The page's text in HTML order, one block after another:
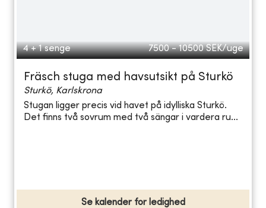
4 + 1 senge 7500 - 10500 SEK/uge
Fräsch stuga med havsutsikt på Sturkö
Sturkö, Karlskrona
Stugan ligger precis vid havet på idylliska Sturkö.
Det finns två sovrum med två sängar i vardera ru...
Se kalender for ledighed